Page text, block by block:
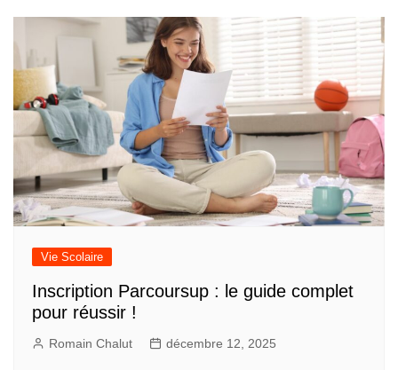
Vie Scolaire
Inscription Parcoursup : le guide complet
pour réussir !
Romain Chalut décembre 12, 2025